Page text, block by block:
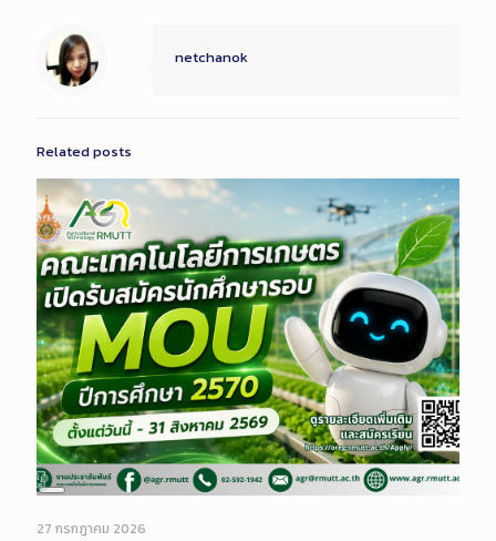
netchanok
Related posts
Long
Description
27 กรกฎาคม 2026